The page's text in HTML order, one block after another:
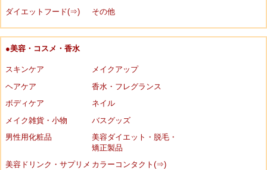
ダイエットフード(⇒)
その他
●美容・コスメ・香水
スキンケア
メイクアップ
ヘアケア
香水・フレグランス
ボディケア
ネイル
メイク雑貨・小物
バスグッズ
男性用化粧品
美容ダイエット・脱毛・
矯正製品
美容ドリンク・サプリメ カラーコンタクト(⇒)